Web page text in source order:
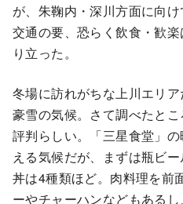
が、朱鞠内・深川方面に向
交通の要、恐らく飲食・歓
り立った。
冬場に訪れがちな上川エリ
豪雪の気候。さて調べたと
評判らしい。「三星食堂」
える気候だが、まずは瓶ビー
丼は4種類ほど。肉料理を前
ーやチャーハンなどもある